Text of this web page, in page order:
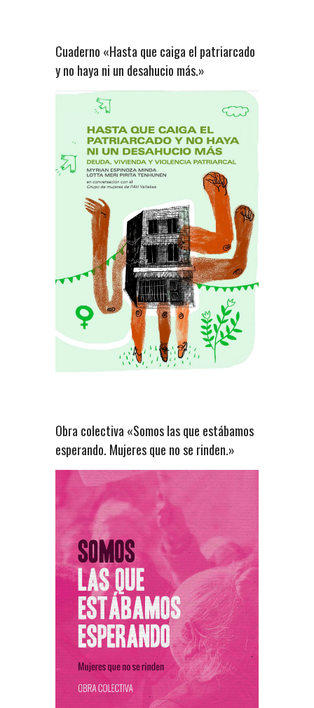
Cuaderno «Hasta que caiga el patriarcado
y no haya ni un desahucio más.»
Obra colectiva «Somos las que estábamos
esperando. Mujeres que no se rinden.»